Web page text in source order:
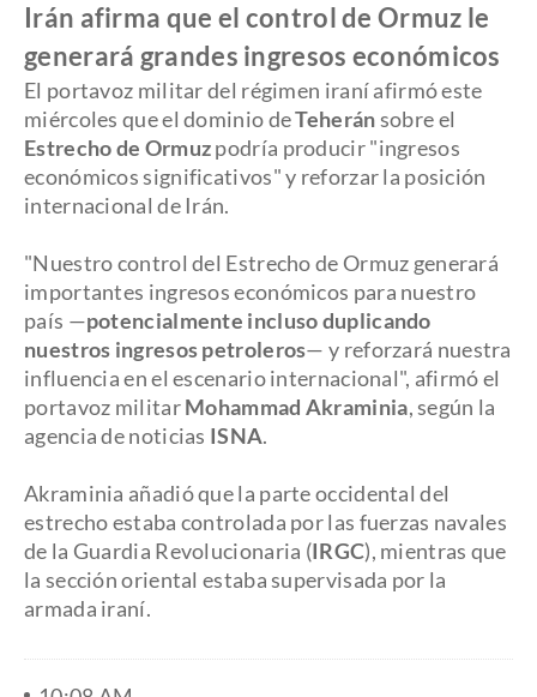
Irán afirma que el control de Ormuz le
generará grandes ingresos económicos
El portavoz militar del régimen iraní afirmó este
miércoles que el dominio deTeheránsobre el
Estrecho de Ormuzpodría producir "ingresos
económicos significativos" y reforzar la posición
internacional de Irán.
​"Nuestro control del Estrecho de Ormuz generará
importantes ingresos económicos para nuestro
país —potencialmente incluso duplicando
nuestros ingresos petroleros— y reforzará nuestra
influencia en el escenario internacional", afirmó el
portavoz militarMohammad Akraminia, según la
agencia de noticias ISNA.
Akraminia añadió que la parte occidental del
estrecho estaba controlada por las fuerzas navales
de la Guardia Revolucionaria (IRGC), mientras que
la sección oriental estaba supervisada por la
armada iraní.